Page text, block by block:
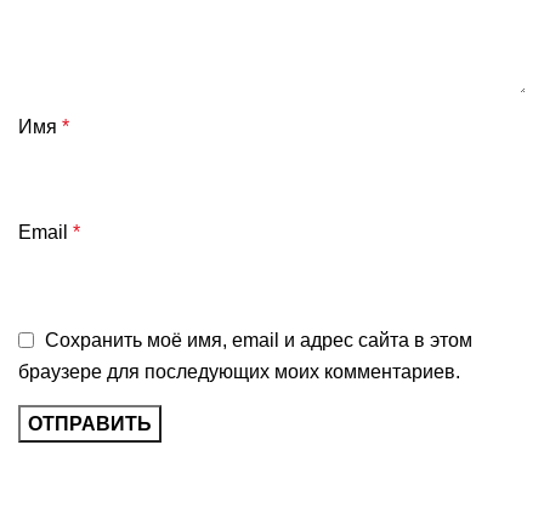
Имя *
Email *
Сохранить моё имя, email и адрес сайта в этом
браузере для последующих моих комментариев.